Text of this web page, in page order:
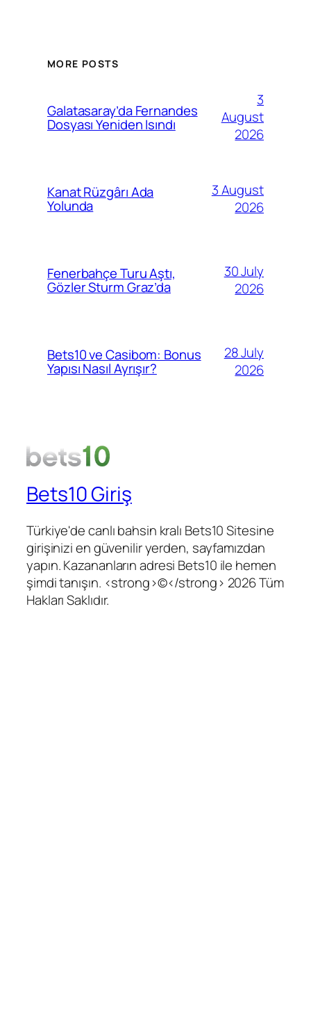
MORE POSTS
Galatasaray’da Fernandes
Dosyası Yeniden Isındı
3
August
2026
Kanat Rüzgârı Ada
Yolunda
3 August
2026
Fenerbahçe Turu Aştı,
Gözler Sturm Graz’da
30 July
2026
Bets10 ve Casibom: Bonus
Yapısı Nasıl Ayrışır?
28 July
2026
Bets10 Giriş
Türkiye'de canlı bahsin kralı Bets10 Sitesine
girişinizi en güvenilir yerden, sayfamızdan
yapın. Kazananların adresi Bets10 ile hemen
şimdi tanışın. <strong>©</strong> 2026 Tüm
Hakları Saklıdır.